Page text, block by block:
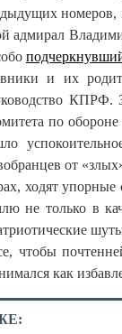
номеров,
адмирал
и их
по
от
ходят
не только в
чтобы
как